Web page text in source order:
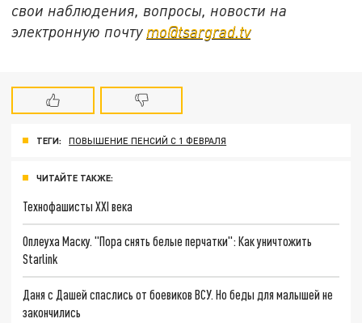
свои наблюдения, вопросы, новости на
электронную почту mo@tsargrad.tv
ТЕГИ: ПОВЫШЕНИЕ ПЕНСИЙ С 1 ФЕВРАЛЯ
ЧИТАЙТЕ ТАКЖЕ:
Технофашисты XXI века
Оплеуха Маску. "Пора снять белые перчатки": Как уничтожить
Starlink
Даня с Дашей спаслись от боевиков ВСУ. Но беды для малышей не
закончились